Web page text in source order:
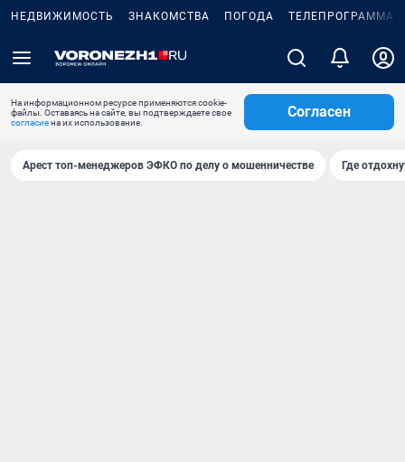
НЕДВИЖИМОСТЬ ЗНАКОМСТВА ПОГОДА ТЕЛЕПРОГРАММА
На информационном ресурсе применяются cookie-
файлы. Оставаясь на сайте, вы подтверждаете свое
согласиена их использование.
Согласен
Арест топ-менеджеров ЭФКО по делу о мошенничестве Где